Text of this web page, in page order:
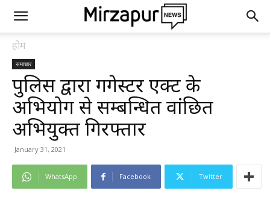
होम
समाचार
पुलिस द्वारा गैंगेस्टर एक्ट के
अभियोग से सम्बन्धित वांछित
अभियुक्त गिरफ्तार
January 31, 2021
WhatsApp Facebook Twitter